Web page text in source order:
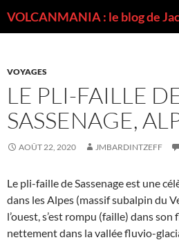
VOYAGES
LE PLI-FAILLE
SASSENAGE,
AOÛT 22, 2020 JMBARDINTZEFF
Le pli-faille de Sassenage est une
dans les Alpes (massif subalpin du
l’ouest, s’est rompu (faille) dans
nettement dans la vallée fluvio-